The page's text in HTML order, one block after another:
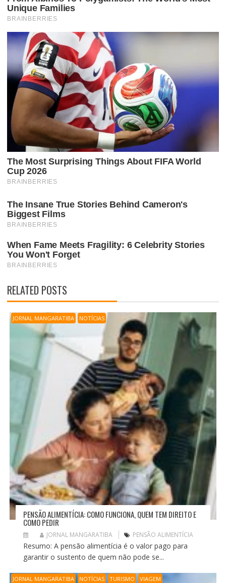
RELATED POSTS
JORNAL MANGARATIBA NOTÍCIAS
PENSÃO ALIMENTÍCIA: COMO FUNCIONA, QUEM TEM DIREITO E
COMO PEDIR
JORNAL MANGARATIBA PENSÃO ALIMENTÍCIA
Resumo: A pensão alimentícia é o valor pago para
garantir o sustento de quem não pode se...
JORNAL MANGARATIBA NOTÍCIAS TURISMO VIAGEM